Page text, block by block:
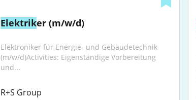
Elektriker (m/w/d)
Elektroniker für Energie- und Gebäudetechnik
(m/w/d)Activities: Eigenständige Vorbereitung
und...
R+S Group